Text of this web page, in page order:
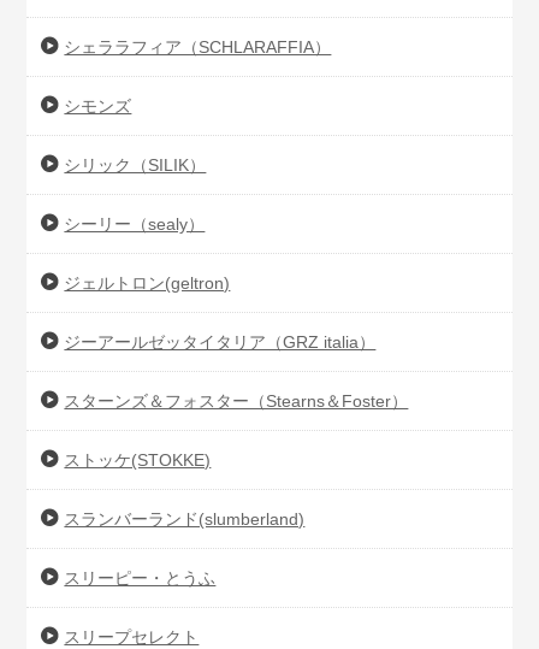
シェララフィア（SCHLARAFFIA）
シモンズ
シリック（SILIK）
シーリー（sealy）
ジェルトロン(geltron)
ジーアールゼッタイタリア（GRZ italia）
スターンズ＆フォスター（Stearns＆Foster）
ストッケ(STOKKE)
スランバーランド(slumberland)
スリーピー・とうふ
スリープセレクト